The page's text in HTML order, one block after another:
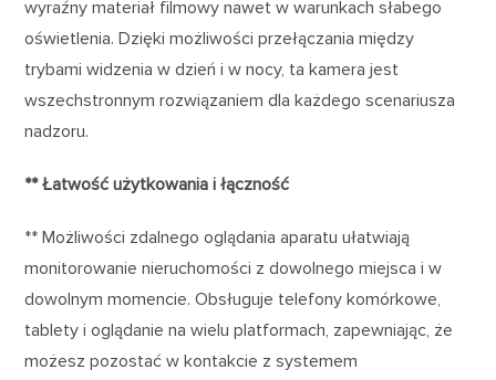
wyraźny materiał filmowy nawet w warunkach słabego
oświetlenia. Dzięki możliwości przełączania między
trybami widzenia w dzień i w nocy, ta kamera jest
wszechstronnym rozwiązaniem dla każdego scenariusza
nadzoru.
** Łatwość użytkowania i łączność
** Możliwości zdalnego oglądania aparatu ułatwiają
monitorowanie nieruchomości z dowolnego miejsca i w
dowolnym momencie. Obsługuje telefony komórkowe,
tablety i oglądanie na wielu platformach, zapewniając, że
możesz pozostać w kontakcie z systemem